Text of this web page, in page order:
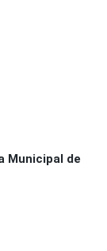
Municipal de